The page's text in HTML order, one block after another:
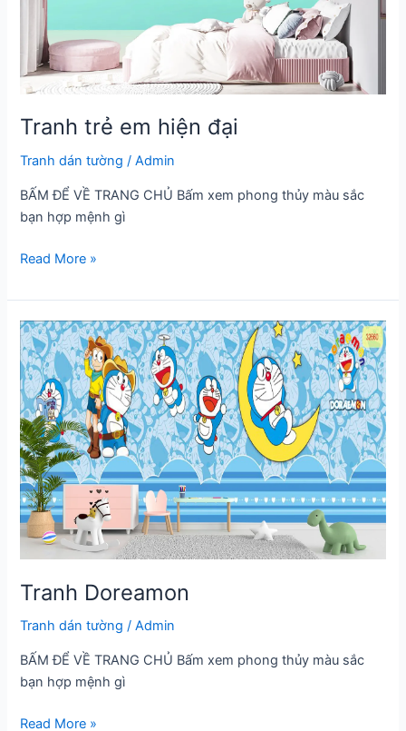
Tranh trẻ em hiện đại
Tranh dán tường /Admin
BẤM ĐỂ VỀ TRANG CHỦ Bấm xem phong thủy màu sắc
bạn hợp mệnh gì
Tranh
em
hiện
đại
Read More »
Tranh Doreamon
Tranh dán tường /Admin
BẤM ĐỂ VỀ TRANG CHỦ Bấm xem phong thủy màu sắc
bạn hợp mệnh gì
Tranh
Read More »